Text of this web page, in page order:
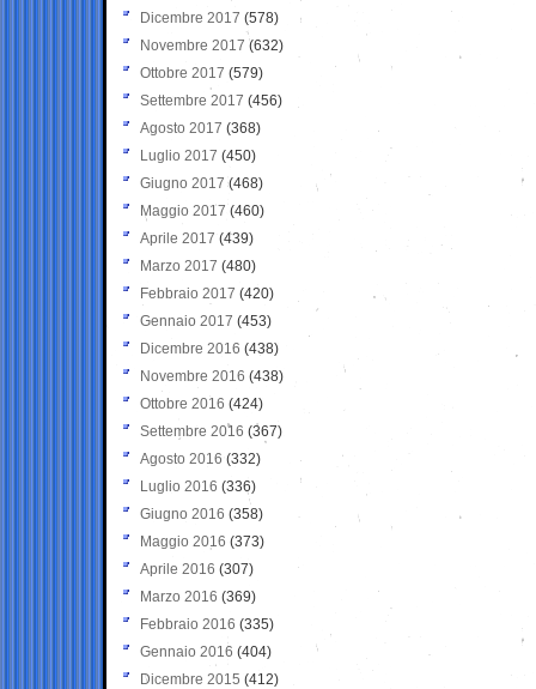
Dicembre 2017 (578)
Novembre 2017 (632)
Ottobre 2017 (579)
Settembre 2017 (456)
Agosto 2017 (368)
Luglio 2017 (450)
Giugno 2017 (468)
Maggio 2017 (460)
Aprile 2017 (439)
Marzo 2017 (480)
Febbraio 2017 (420)
Gennaio 2017 (453)
Dicembre 2016 (438)
Novembre 2016 (438)
Ottobre 2016 (424)
Settembre 2016 (367)
Agosto 2016 (332)
Luglio 2016 (336)
Giugno 2016 (358)
Maggio 2016 (373)
Aprile 2016 (307)
Marzo 2016 (369)
Febbraio 2016 (335)
Gennaio 2016 (404)
Dicembre 2015 (412)